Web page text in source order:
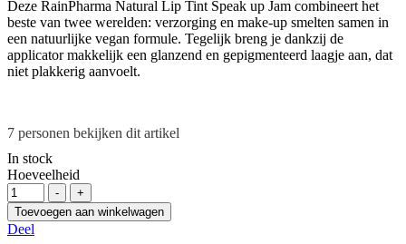
Deze RainPharma Natural Lip Tint Speak up Jam combineert het
beste van twee werelden: verzorging en make-up smelten samen in
een natuurlijke vegan formule. Tegelijk breng je dankzij de
applicator makkelijk een glanzend en gepigmenteerd laagje aan, dat
niet plakkerig aanvoelt.
7 personen bekijken dit artikel
In stock
Hoeveelheid
-
+
Toevoegen aan winkelwagen
Deel